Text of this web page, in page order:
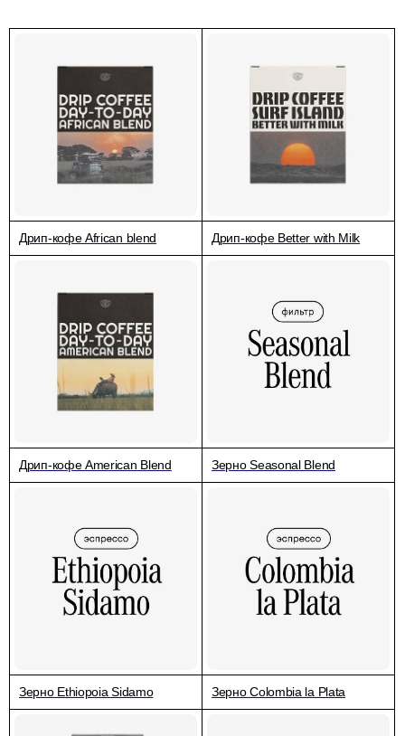
Дрип-кофе African blend Дрип-кофе Better with Milk
Дрип-кофе American Blend Зерно Seasonal Blend
Зерно Ethiopoia Sidamo Зерно Colombia la Plata